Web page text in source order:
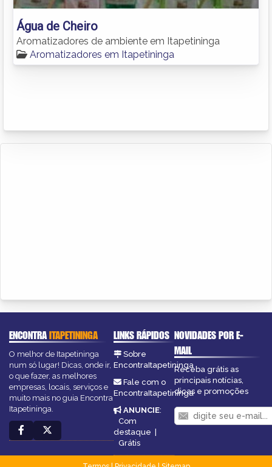
Água de Cheiro
Aromatizadores de ambiente em Itapetininga
Aromatizadores em Itapetininga
ENCONTRAITAPETININGA
O melhor de Itapetininga
num só lugar! Dicas, onde ir,
o que fazer, as melhores
empresas, locais, serviços e
muito mais no guia Encontra
Itapetininga.
LINKS RÁPIDOS
Sobre
EncontraItapetininga
Fale com o
EncontraItapetininga
ANUNCIE:
Com
destaque |
Grátis
NOVIDADES POR E-
MAIL
Receba grátis as
principais notícias,
dicas e promoções